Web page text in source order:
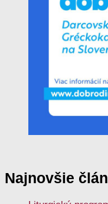
Najnovšie